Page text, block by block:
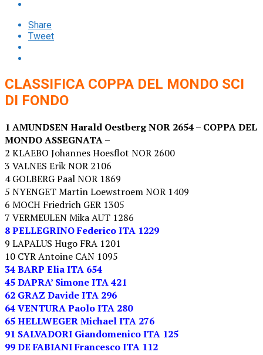
Share
Tweet
CLASSIFICA COPPA DEL MONDO SCI
DI FONDO
1 AMUNDSEN Harald Oestberg NOR 2654 – COPPA DEL
MONDO ASSEGNATA –
2 KLAEBO Johannes Hoesflot NOR 2600
3 VALNES Erik NOR 2106
4 GOLBERG Paal NOR 1869
5 NYENGET Martin Loewstroem NOR 1409
6 MOCH Friedrich GER 1305
7 VERMEULEN Mika AUT 1286
8 PELLEGRINO Federico ITA 1229
9 LAPALUS Hugo FRA 1201
10 CYR Antoine CAN 1095
34 BARP Elia ITA 654
45 DAPRA’ Simone ITA 421
62 GRAZ Davide ITA 296
64 VENTURA Paolo ITA 280
65 HELLWEGER Michael ITA 276
91 SALVADORI Giandomenico ITA 125
99 DE FABIANI Francesco ITA 112